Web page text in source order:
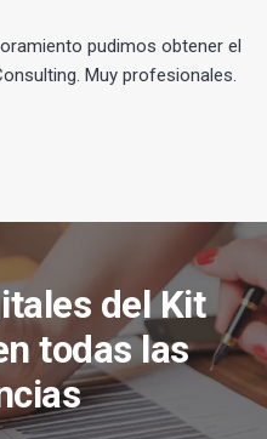
pudimos obtener el
Muy profesionales.
del Kit
todas las